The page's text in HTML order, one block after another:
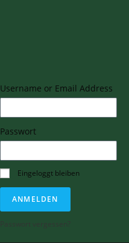
Username or Email Address
Passwort
Eingeloggt bleiben
ANMELDEN
Passwort vergessen?